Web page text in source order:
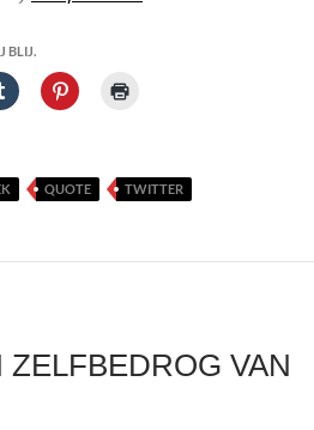
BLIJ.
QUOTE TWITTER
VAN